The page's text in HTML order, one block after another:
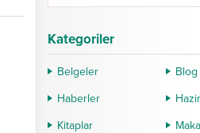
Kategoriler
Belgeler
Blog
Haberler
Kitaplar